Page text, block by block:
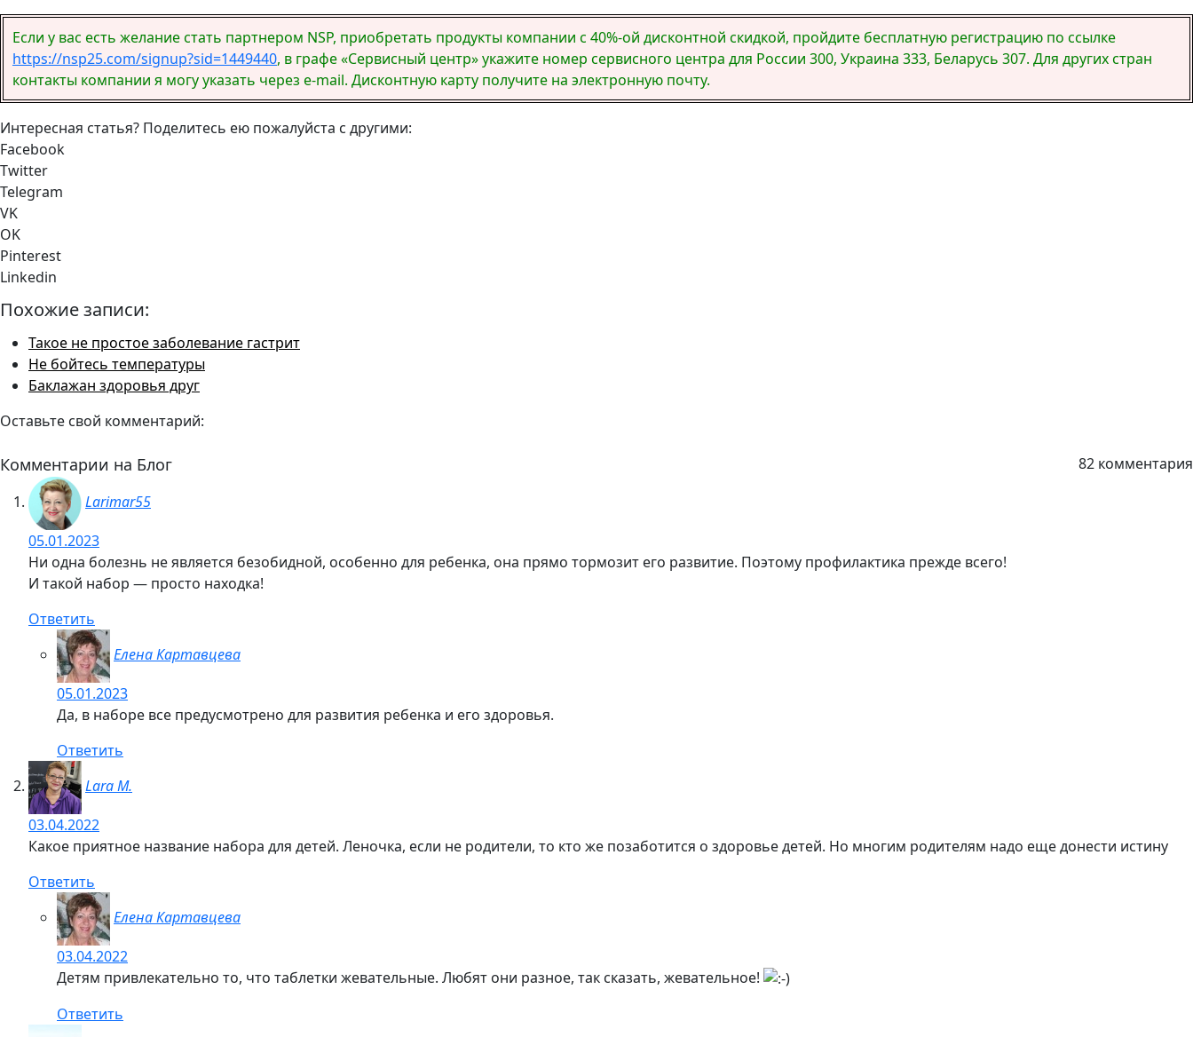
Если у вас есть желание стать партнером NSP, приобретать продукты компании с 40%-ой дисконтной скидкой, пройдите бесплатную регистрацию по ссылке
https://nsp25.com/signup?sid=1449440, в графе «Сервисный центр» укажите номер сервисного центра для России 300, Украина 333, Беларусь 307. Для других стран
контакты компании я могу указать через e-mail. Дисконтную карту получите на электронную почту.
Интересная статья? Поделитесь ею пожалуйста с другими:
Facebook
Twitter
Telegram
VK
OK
Pinterest
Linkedin
Похожие записи:
Такое не простое заболевание гастрит
Не бойтесь температуры
Баклажан здоровья друг
Оставьте свой комментарий:
Комментарии на Блог
82 комментария
Larimar55
05.01.2023
Ни одна болезнь не является безобидной, особенно для ребенка, она прямо тормозит его развитие. Поэтому профилактика прежде всего!
И такой набор — просто находка!
Ответить
Елена Картавцева
05.01.2023
Да, в наборе все предусмотрено для развития ребенка и его здоровья.
Ответить
Lara M.
03.04.2022
Какое приятное название набора для детей. Леночка, если не родители, то кто же позаботится о здоровье детей. Но многим родителям надо еще донести истину
Ответить
Елена Картавцева
03.04.2022
Детям привлекательно то, что таблетки жевательные. Любят они разное, так сказать, жевательное!
Ответить